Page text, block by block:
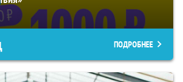
ПОДРОБНЕЕ